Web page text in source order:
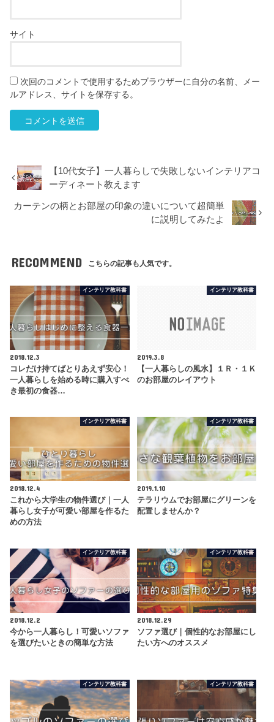
サイト
次回のコメントで使用するためブラウザーに自分の名前、メー
ルアドレス、サイトを保存する。
【10代女子】一人暮らしで失敗しないインテリアコ
ーディネート教えます
カーテンの柄とお部屋の印象の違いについて超簡単
に説明してみたよ
RECOMMEND こちらの記事も人気です。
インテリア教科書
2018.12.3
コレだけ持てばとりあえず安心！
一人暮らしを始める時に購入すべ
き最初の食器…
インテリア教科書
2019.3.8
【一人暮らしの風水】１Ｒ・１Ｋ
のお部屋のレイアウト
インテリア教科書
2018.12.4
これから大学生の物件選び｜一人
暮らし女子が可愛い部屋を作るた
めの方法
インテリア教科書
2019.1.10
テラリウムでお部屋にグリーンを
配置しませんか？
インテリア教科書
2018.12.2
今から一人暮らし！可愛いソファ
を選びたいときの簡単な方法
インテリア教科書
2018.12.29
ソファ選び｜個性的なお部屋にし
たい方へのオススメ
インテリア教科書 インテリア教科書